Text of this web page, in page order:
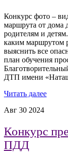
Конкурс фото –
маршрута от дома
родителям и
каким маршрутом
выяснить все
план обучения
ДТП имени
Читать далее
Авг 30 2024
Конкурс
ПДД